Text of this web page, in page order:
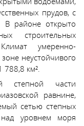
прудов, с
районе открыто
строительных
умеренно-
неустойчивого
км².
степной части
равнине,
сетью степных
уровнем моря